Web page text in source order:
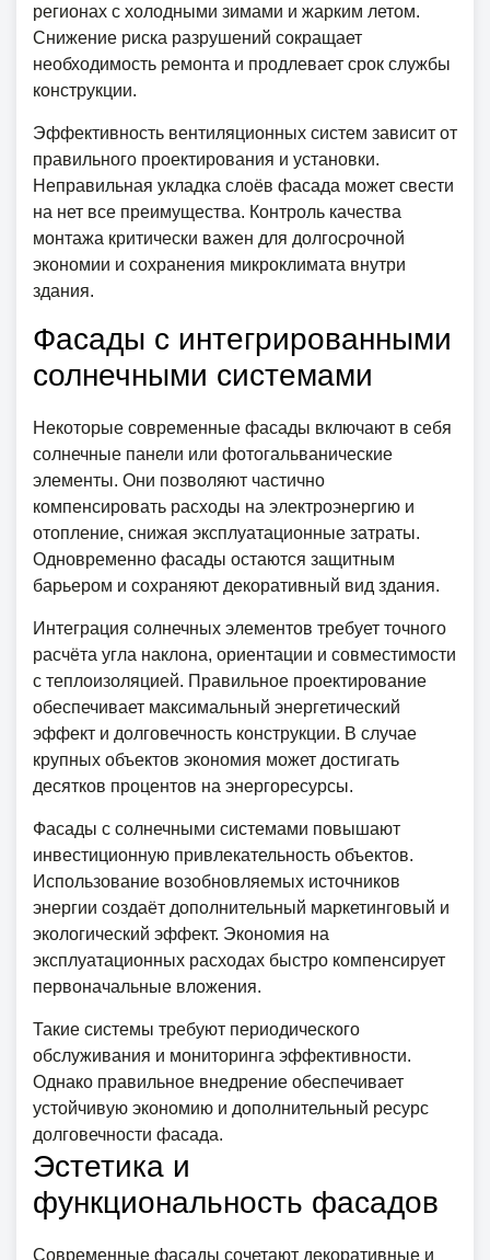
регионах с холодными зимами и жарким летом.
Снижение риска разрушений сокращает
необходимость ремонта и продлевает срок службы
конструкции.
Эффективность вентиляционных систем зависит от
правильного проектирования и установки.
Неправильная укладка слоёв фасада может свести
на нет все преимущества. Контроль качества
монтажа критически важен для долгосрочной
экономии и сохранения микроклимата внутри
здания.
Фасады с интегрированными
солнечными системами
Некоторые современные фасады включают в себя
солнечные панели или фотогальванические
элементы. Они позволяют частично
компенсировать расходы на электроэнергию и
отопление, снижая эксплуатационные затраты.
Одновременно фасады остаются защитным
барьером и сохраняют декоративный вид здания.
Интеграция солнечных элементов требует точного
расчёта угла наклона, ориентации и совместимости
с теплоизоляцией. Правильное проектирование
обеспечивает максимальный энергетический
эффект и долговечность конструкции. В случае
крупных объектов экономия может достигать
десятков процентов на энергоресурсы.
Фасады с солнечными системами повышают
инвестиционную привлекательность объектов.
Использование возобновляемых источников
энергии создаёт дополнительный маркетинговый и
экологический эффект. Экономия на
эксплуатационных расходах быстро компенсирует
первоначальные вложения.
Такие системы требуют периодического
обслуживания и мониторинга эффективности.
Однако правильное внедрение обеспечивает
устойчивую экономию и дополнительный ресурс
долговечности фасада.
Эстетика и
функциональность фасадов
Современные фасады сочетают декоративные и